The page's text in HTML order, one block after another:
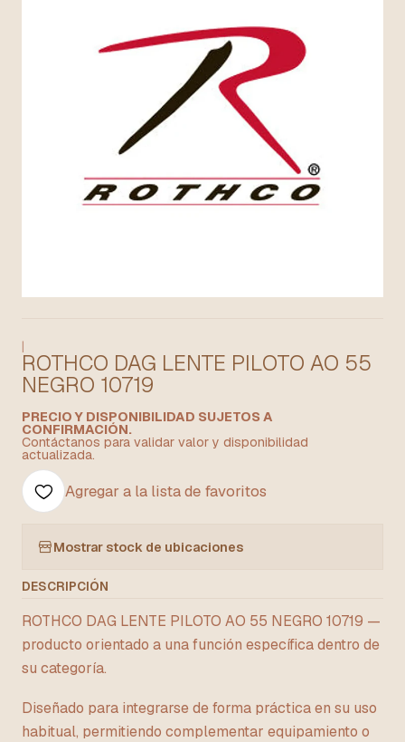
|
ROTHCO DAG LENTE PILOTO AO 55
NEGRO 10719
PRECIO Y DISPONIBILIDAD SUJETOS A
CONFIRMACIÓN.
Contáctanos para validar valor y disponibilidad
actualizada.
Agregar a la lista de favoritos
Mostrar stock de ubicaciones
DESCRIPCIÓN
ROTHCO DAG LENTE PILOTO AO 55 NEGRO 10719 —
producto orientado a una función específica dentro de
su categoría.
Diseñado para integrarse de forma práctica en su uso
habitual, permitiendo complementar equipamiento o